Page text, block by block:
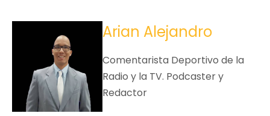
Arian Alejandro
Comentarista Deportivo de la
Radio y la TV. Podcaster y
Redactor